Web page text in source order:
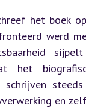
het boek
werd
het
en